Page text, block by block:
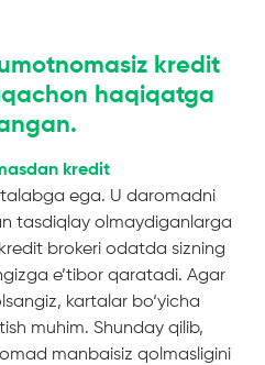
kredit
haqiqatga
kredit
ega. U daromadni
tasdiqlay olmaydiganlarga
brokeri odatda sizning
e’tibor qaratadi. Agar
kartalar bo‘yicha
muhim. Shunday qilib,
manbaisiz qolmasligini